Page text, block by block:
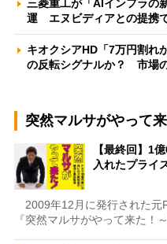
三菱重工が「AIインフラの
運 エヌビディアとの提携
キオクシアHD「7万円割れ
の反転シグナルか？ 市場
突然マルサがやって来
【最終回】1
入れたプライ
2009年12月に発行された元
『突然マルサがやって来た！